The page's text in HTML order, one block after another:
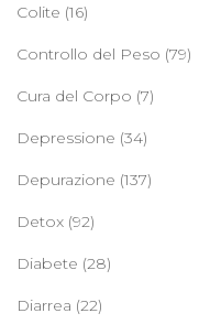
Colite (16)
Controllo del Peso (79)
Cura del Corpo (7)
Depressione (34)
Depurazione (137)
Detox (92)
Diabete (28)
Diarrea (22)